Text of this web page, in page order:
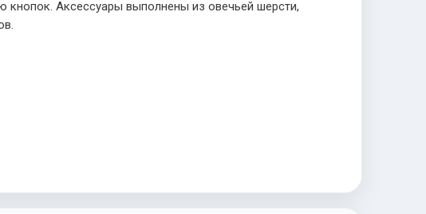
Аксессуары выполнены из овечьей шерсти,